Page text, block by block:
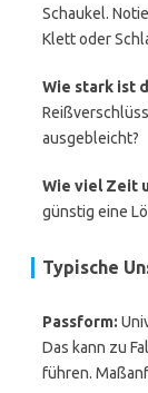
Schaukel.
Klett oder
Wie stark ist
ausgebleicht?
Wie viel Zeit
günstig eine
Typische
Passform:
Das kann zu
führen.